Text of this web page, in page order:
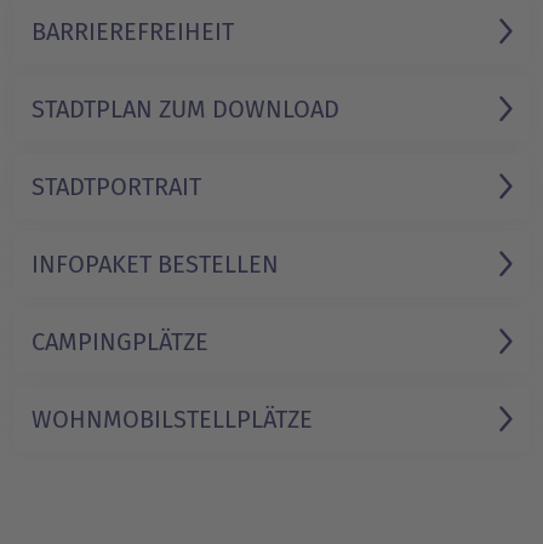
BARRIERE­FREIHEIT
STADTPLAN ZUM DOWNLOAD
STADTPORTRAIT
INFOPAKET BESTELLEN
CAMPINGPLÄTZE
WOHNMOBIL­STELLPLÄTZE